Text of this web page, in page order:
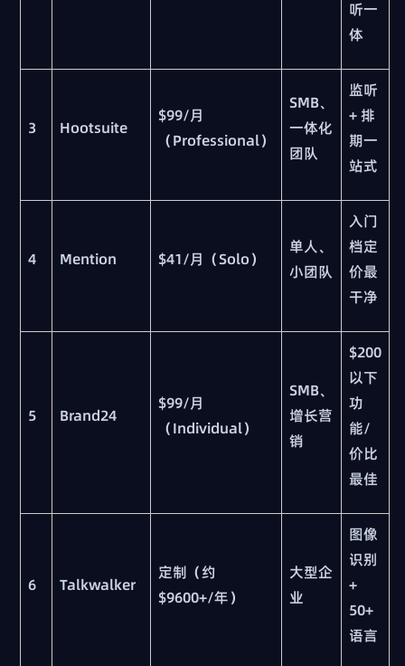
听一
体
3 Hootsuite
$99/月
（Professional）
SMB、
一体化
团队
监听
+ 排
期一
站式
4 Mention $41/月（Solo）
单人、
小团队
入门
档定
价最
干净
5 Brand24
$99/月
（Individual）
SMB、
增长营
销
$200
以下
功
能/
价比
最佳
6 Talkwalker
定制（约
$9600+/年）
大型企
业
图像
识别
+
50+
语言